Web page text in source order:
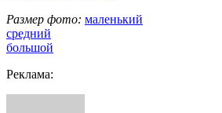
Размер фото: маленький
средний
большой
Реклама: